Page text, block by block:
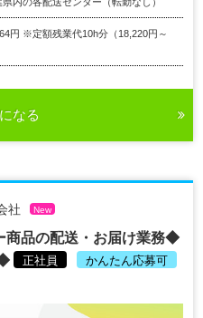
円 ※定額残業代10h分（18,220円～
なる
社 New
商品の配送・お届け業務◆
正社員 かんたん応募可